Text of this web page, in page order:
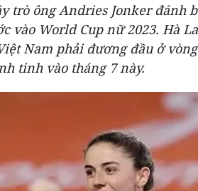
trò ông Andries Jonker đánh
vào World Cup nữ 2023. Hà
Nam phải đương đầu ở
tinh vào tháng 7 này.